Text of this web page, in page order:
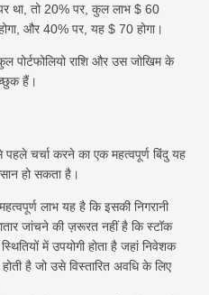
था, तो 20% पर, कुल लाभ $ 60
और 40% पर, यह $ 70 होगा।
पोर्टफोलियो राशि और उस जोखिम के
हैं।
चर्चा करने का एक महत्वपूर्ण बिंदु यह
हो सकता है।
लाभ यह है कि इसकी निगरानी
जांचने की ज़रूरत नहीं है कि स्टॉक
में उपयोगी होता है जहां निवेशक
होती है जो उसे विस्तारित अवधि के लिए